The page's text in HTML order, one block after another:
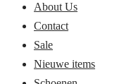
About Us
Contact
Sale
Nieuwe items